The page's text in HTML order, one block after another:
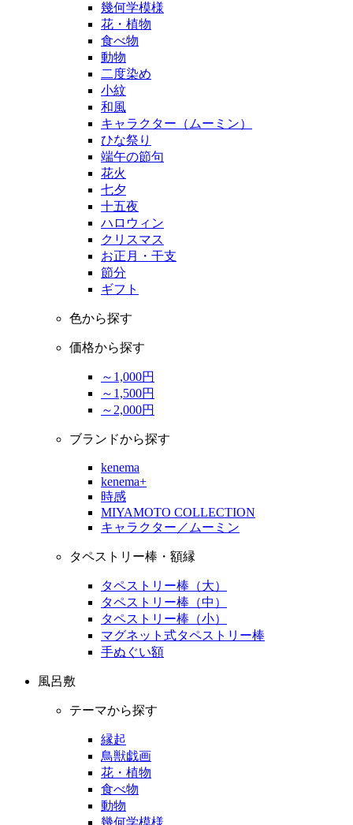
幾何学模様
花・植物
食べ物
動物
二度染め
小紋
和風
キャラクター（ムーミン）
ひな祭り
端午の節句
花火
七夕
十五夜
ハロウィン
クリスマス
お正月・干支
節分
ギフト
色から探す
価格から探す
～1,000円
～1,500円
～2,000円
ブランドから探す
kenema
kenema+
時感
MIYAMOTO COLLECTION
キャラクター／ムーミン
タペストリー棒・額縁
タペストリー棒（大）
タペストリー棒（中）
タペストリー棒（小）
マグネット式タペストリー棒
手ぬぐい額
風呂敷
テーマから探す
縁起
鳥獣戯画
花・植物
食べ物
動物